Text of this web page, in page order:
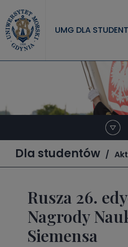
UMG DLA
Dla studentów
Rusza 26.
Nagrody
Siemensa